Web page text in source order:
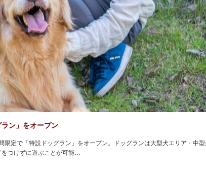
ン」をオープン
定で「特設ドッグラン」をオープン。ドッグランは大型犬エリア・中
をつけずに遊ぶことが可能…